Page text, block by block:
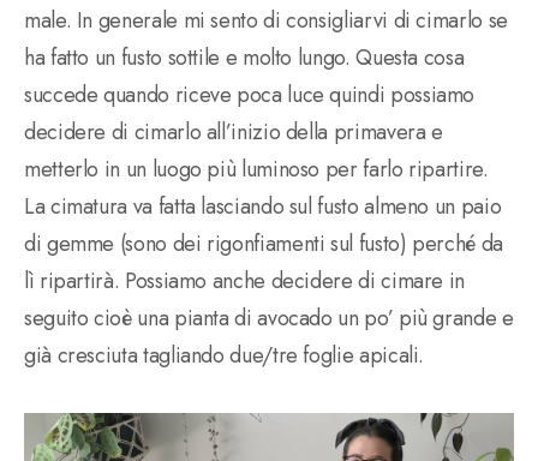
male. In generale mi sento di consigliarvi di cimarlo se
ha fatto un fusto sottile e molto lungo. Questa cosa
succede quando riceve poca luce quindi possiamo
decidere di cimarlo all’inizio della primavera e
metterlo in un luogo più luminoso per farlo ripartire.
La cimatura va fatta lasciando sul fusto almeno un paio
di gemme (sono dei rigonfiamenti sul fusto) perché da
lì ripartirà. Possiamo anche decidere di cimare in
seguito cioè una pianta di avocado un po’ più grande e
già cresciuta tagliando due/tre foglie apicali.